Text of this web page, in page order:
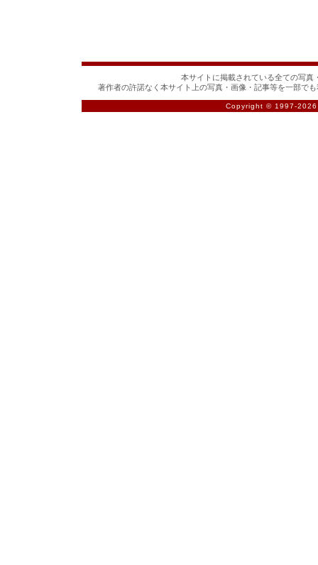
本サイトに掲載されている全ての写真
著作者の許諾なく本サイト上の写真・画像・記事等を一部で
Copyright © 1997-